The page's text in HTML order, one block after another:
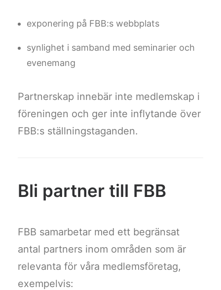
exponering på FBB:s webbplats
synlighet i samband med seminarier och
evenemang
Partnerskap innebär inte medlemskap i
föreningen och ger inte inflytande över
FBB:s ställningstaganden.
Bli partner till FBB
FBB samarbetar med ett begränsat
antal partners inom områden som är
relevanta för våra medlemsföretag,
exempelvis: